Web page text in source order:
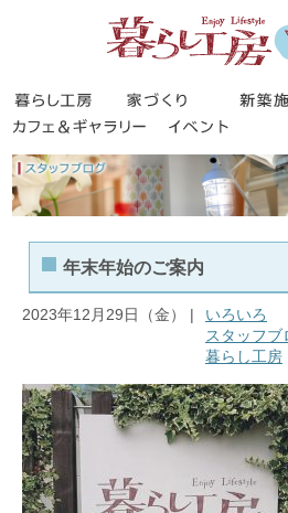
暮らし工房 家づく
カフェ＆ギャラリ
年末年始のご案内
2023年12月29日（金） |
いろいろ
スタッフブ
暮らし工房